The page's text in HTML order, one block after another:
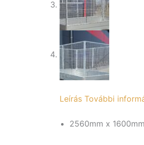
Leírás További
2560mm x